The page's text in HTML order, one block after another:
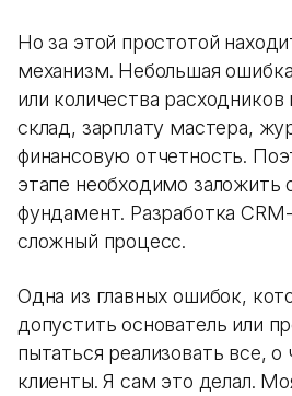
Но за этой простотой
механизм. Небольшая
или количества
склад, зарплату мастера,
финансовую отчетность.
этапе необходимо заложить
фундамент. Разработка
сложный процесс.
Одна из главных ошибок,
допустить основатель или
пытаться реализовать все, о
клиенты. Я сам это делал.